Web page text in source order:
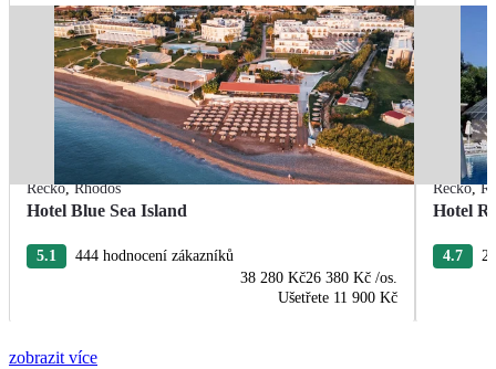
Řecko,Rhodos
Hotel Blue Sea Island
5.1
444 hodnocení zákazníků
38 280 Kč26 380 Kč /os.
Ušetřete 11 900 Kč
Řecko,
Hotel
4.7
zobrazit více